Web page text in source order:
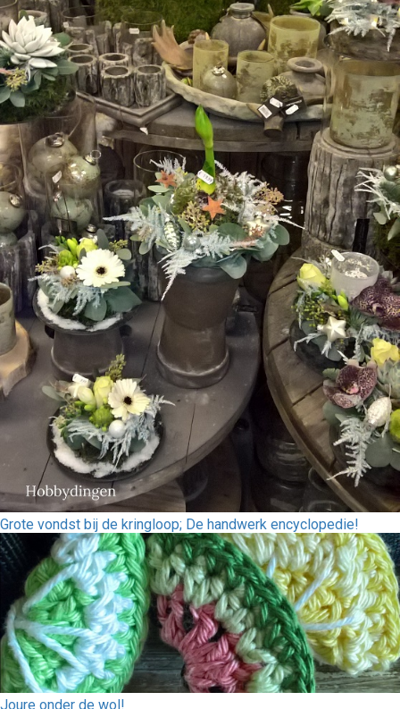
Grote vondst bij de kringloop; De handwerk encyclopedie!
Joure onder de wol!